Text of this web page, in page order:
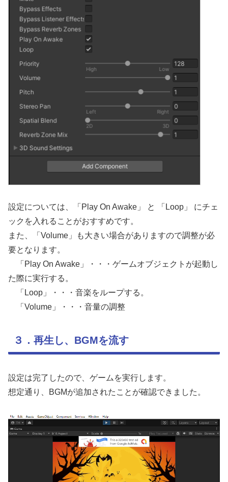
設定については、「Play On Awake」 と 「Loop」 にチェ
ックを入れることがおすすめです。
また、「Volume」も大きい場合がありますので調整が必
要となります。
「Play On Awake」・・・ゲームオブジェクトが起動し
た際に実行する。
「Loop」・・・音楽をループする。
「Volume」・・・音量の調整
３．再生し、BGMを流す
設定は完了したので、ゲームを実行します。
想定通り、BGMが追加されたことが確認できました。